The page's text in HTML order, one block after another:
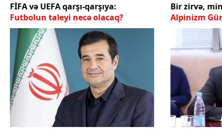
FİFA və UEFA qarşı-qarşıya:
Futbolun taleyi necə olacaq?
Bir zirvə,
Alpinizm